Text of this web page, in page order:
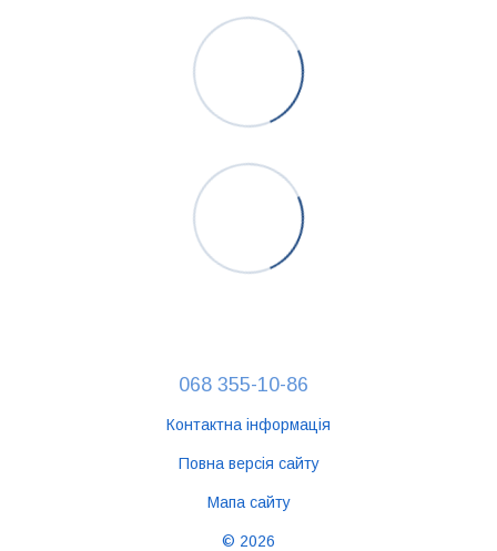
068 355-10-86
Контактна інформація
Повна версія сайту
Мапа сайту
© 2026